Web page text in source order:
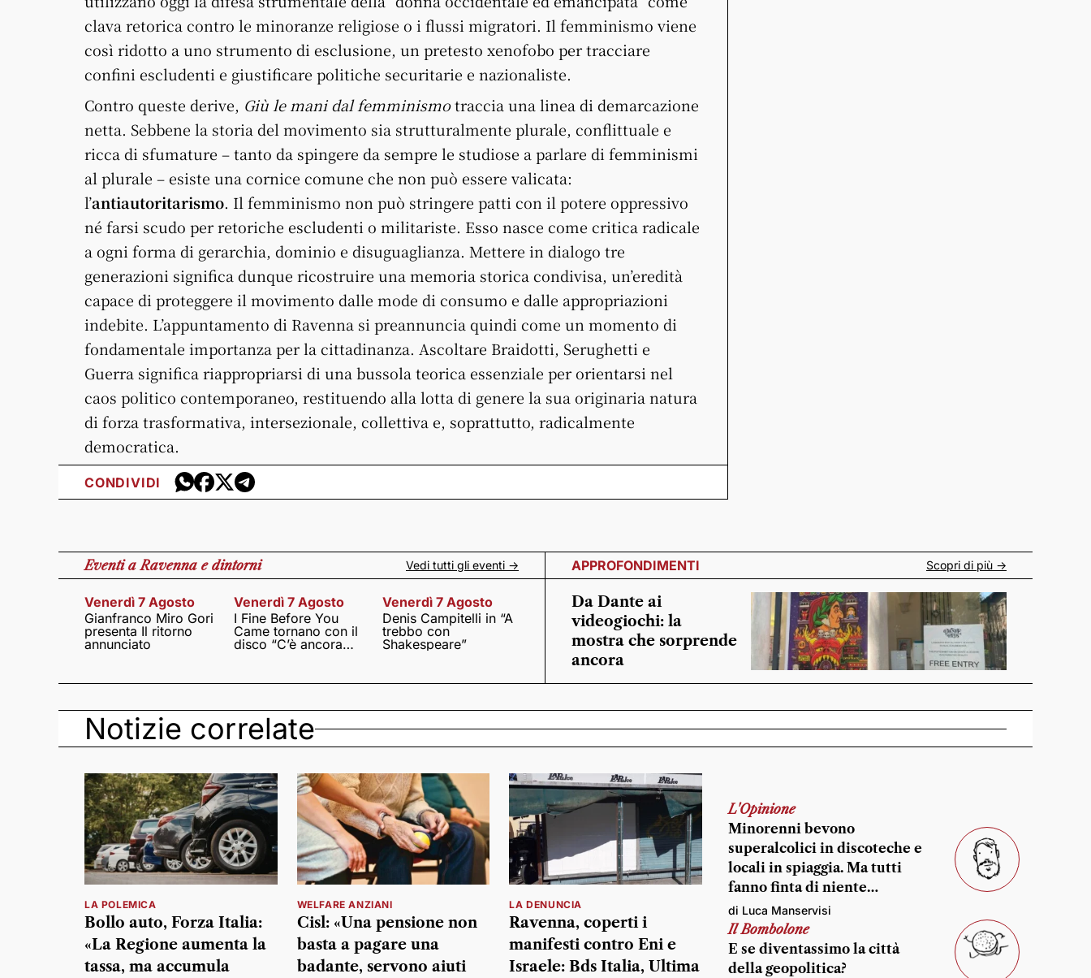
clava retorica contro le minoranze religiose o i flussi migratori. Il femminismo viene
così ridotto a uno strumento di esclusione, un pretesto xenofobo per tracciare
confini escludenti e giustificare politiche securitarie e nazionaliste.
Contro queste derive, Giù le mani dal femminismotraccia una linea di demarcazione
netta. Sebbene la storia del movimento sia strutturalmente plurale, conflittuale e
ricca di sfumature – tanto da spingere da sempre le studiose a parlare di femminismi
al plurale – esiste una cornice comune che non può essere valicata:
l’antiautoritarismo. Il femminismo non può stringere patti con il potere oppressivo
né farsi scudo per retoriche escludenti o militariste. Esso nasce come critica radicale
a ogni forma di gerarchia, dominio e disuguaglianza. Mettere in dialogo tre
generazioni significa dunque ricostruire una memoria storica condivisa, un’eredità
capace di proteggere il movimento dalle mode di consumo e dalle appropriazioni
indebite. L’appuntamento di Ravenna si preannuncia quindi come un momento di
fondamentale importanza per la cittadinanza. Ascoltare Braidotti, Serughetti e
Guerra significa riappropriarsi di una bussola teorica essenziale per orientarsi nel
caos politico contemporaneo, restituendo alla lotta di genere la sua originaria natura
di forza trasformativa, intersezionale, collettiva e, soprattutto, radicalmente
democratica.
CONDIVIDI
Eventia Ravenna e dintorni Vedi tutti gli eventi ->
Venerdì 7 Agosto
Gianfranco Miro Gori
presenta Il ritorno
annunciato
Venerdì 7 Agosto
I Fine Before You
Came tornano con il
disco “C’è ancora
Venerdì 7 Agosto
Denis Campitelli in “A
trebbo con
Shakespeare”
APPROFONDIMENTI Scopri di più ->
Da Dante ai
videogiochi: la
mostra che sorprende
ancora
Notizie correlate
LA POLEMICA
Bollo auto, Forza Italia:
«La Regione aumenta la
tassa, ma accumula
WELFARE ANZIANI
Cisl: «Una pensione non
basta a pagare una
badante, servono aiuti
LA DENUNCIA
Ravenna, coperti i
manifesti contro Eni e
Israele: Bds Italia, Ultima
L'Opinione
Minorenni bevono
superalcolici in discoteche e
locali in spiaggia. Ma tutti
fanno finta di niente…
di Luca Manservisi
Il Bombolone
E se diventassimo la città
della geopolitica?